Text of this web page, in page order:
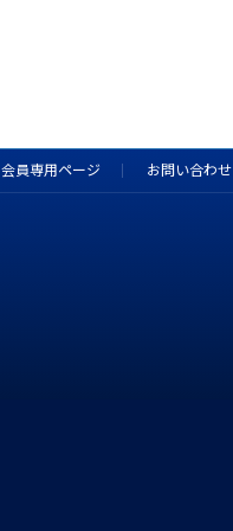
会員専用ページ お問い合わせ